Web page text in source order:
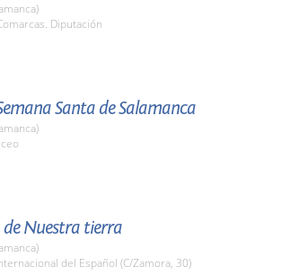
Diputación
Santa de Salamanca
de Nuestra tierra
del Español (C/Zamora, 30)